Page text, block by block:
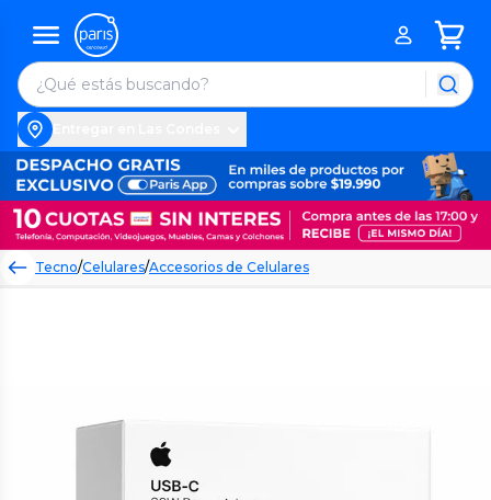
Tecno/Celulares/Accesorios de Celulares